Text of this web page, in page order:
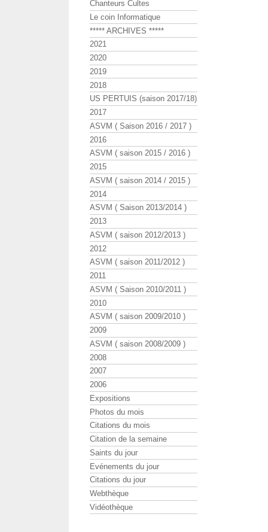
Chanteurs Cultes
Le coin Informatique
***** ARCHIVES *****
2021
2020
2019
2018
US PERTUIS (saison 2017/18)
2017
ASVM ( Saison 2016 / 2017 )
2016
ASVM ( saison 2015 / 2016 )
2015
ASVM ( saison 2014 / 2015 )
2014
ASVM ( Saison 2013/2014 )
2013
ASVM ( saison 2012/2013 )
2012
ASVM ( saison 2011/2012 )
2011
ASVM ( Saison 2010/2011 )
2010
ASVM ( saison 2009/2010 )
2009
ASVM ( saison 2008/2009 )
2008
2007
2006
Expositions
Photos du mois
Citations du mois
Citation de la semaine
Saints du jour
Evénements du jour
Citations du jour
Webthèque
Vidéothèque